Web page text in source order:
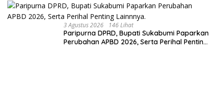
3 Agustus 2026 146 Lihat
Paripurna DPRD, Bupati Sukabumi Paparkan
Perubahan APBD 2026, Serta Perihal Penting